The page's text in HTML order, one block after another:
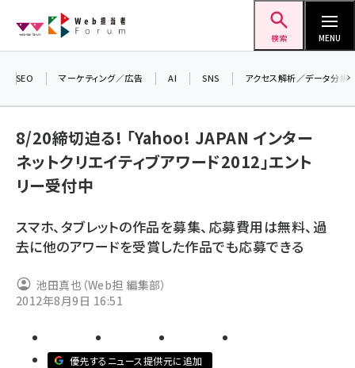
ン
検索 MENU
seo (3532)
youtube (2441)
セミナー (2310)
meo (1277)
SEO マーケティング／広告 AI SNS アクセス解析／データ分析
8/20締切迫る! 「Yahoo! JAPAN インター
ネットクリエイティブアワード2012」エント
リー受付中
スマホ、タブレットの作品を募集、応募費用は無料、過
去に他のアワードを受賞した作品でも応募できる
池田真也（Web担 編集部）
2012年8月9日 16:51
優先するニュース提供元に追加